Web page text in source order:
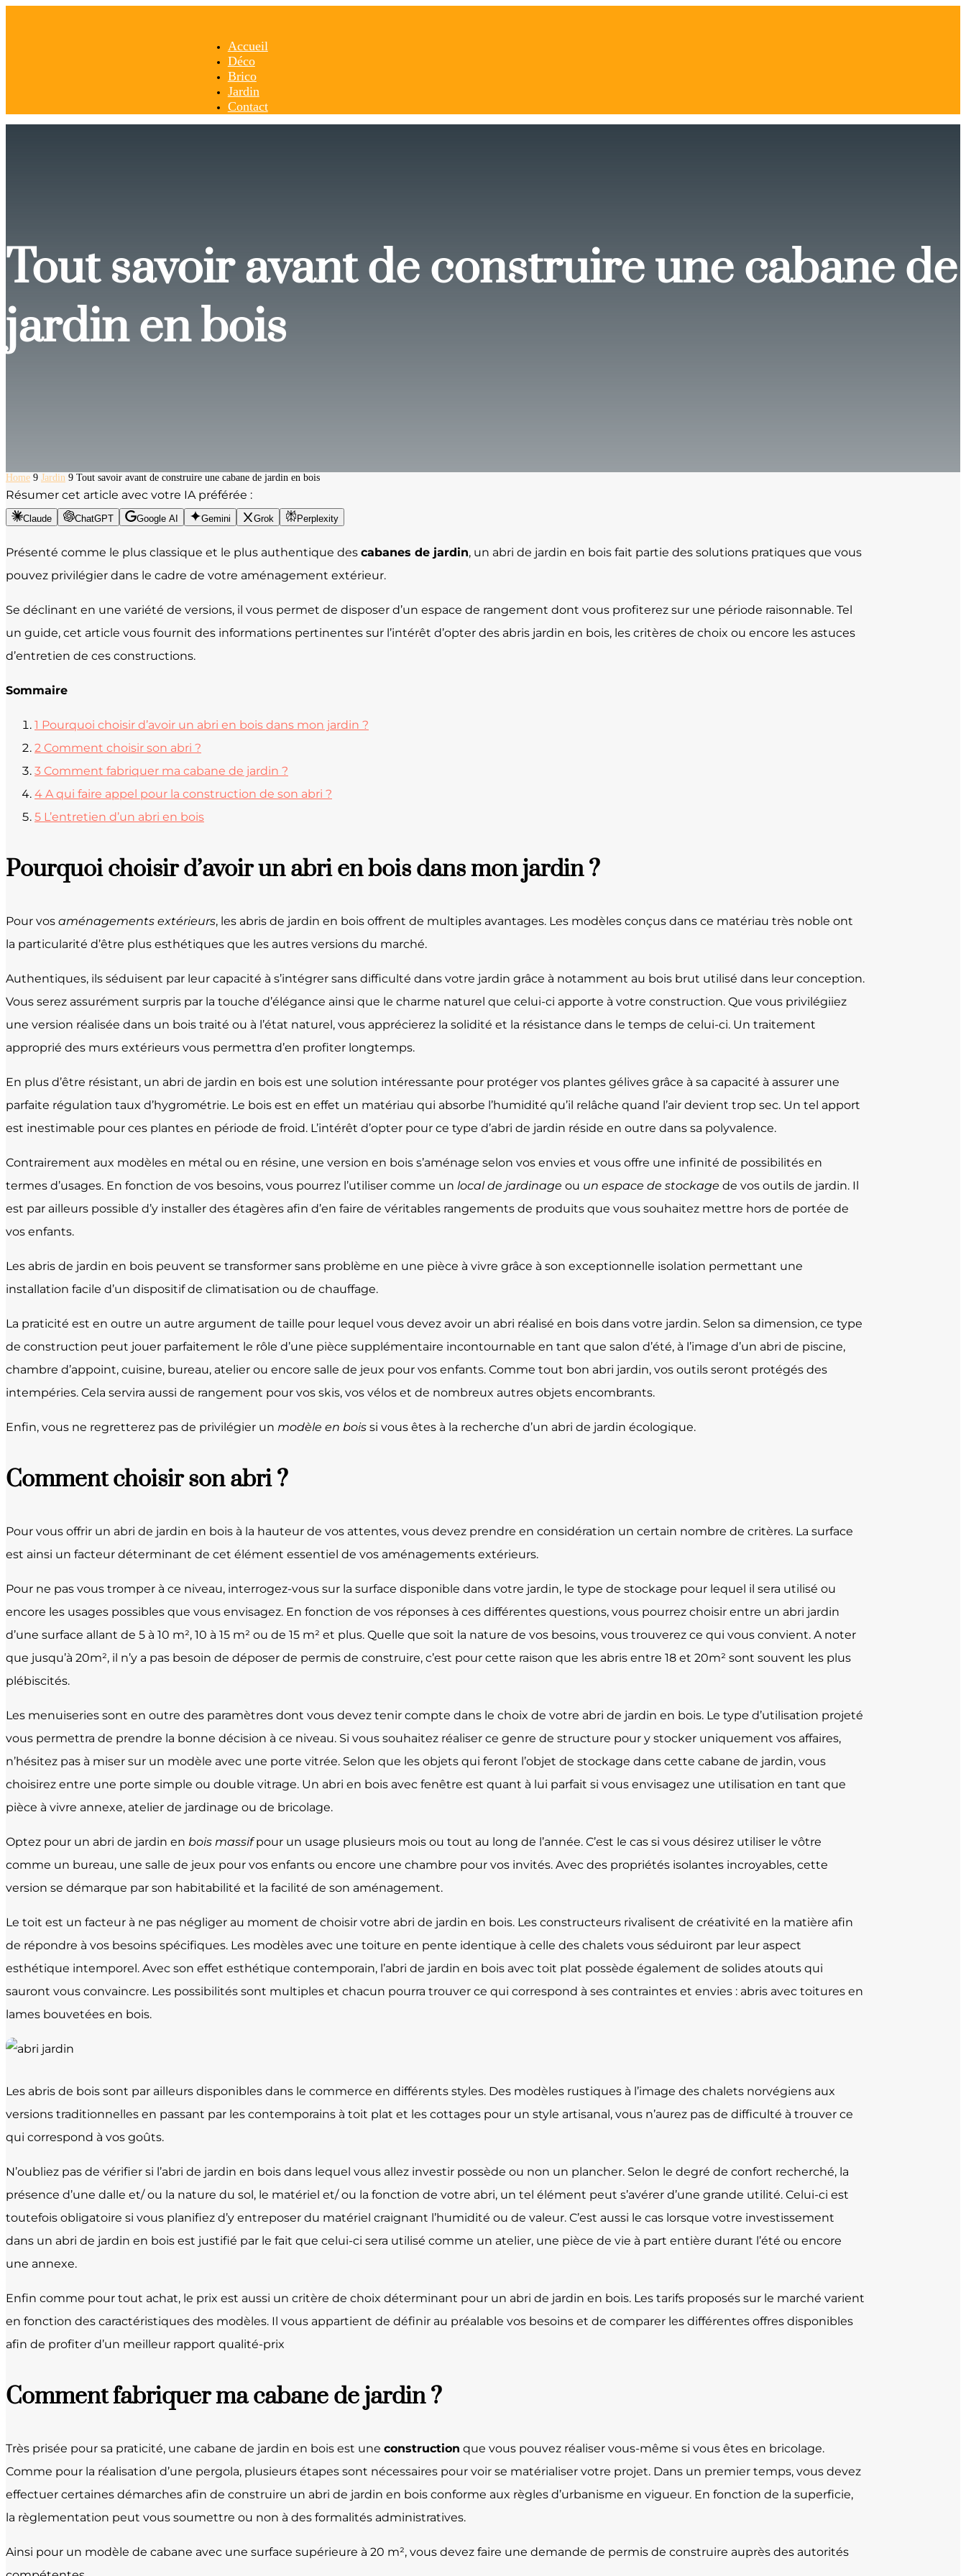
Accueil
Déco
Brico
Jardin
Contact
Tout savoir avant de construire une cabane de
jardin en bois
Home 9 Jardin 9 Tout savoir avant de construire une cabane de jardin en bois
Résumer cet article avec votre IA préférée :
Claude ChatGPT Google AI Gemini Grok Perplexity
Présenté comme le plus classique et le plus authentique des cabanes de jardin, un abri de jardin en bois fait partie des solutions pratiques que vous
pouvez privilégier dans le cadre de votre aménagement extérieur.
Se déclinant en une variété de versions, il vous permet de disposer d’un espace de rangement dont vous profiterez sur une période raisonnable. Tel
un guide, cet article vous fournit des informations pertinentes sur l’intérêt d’opter des abris jardin en bois, les critères de choix ou encore les astuces
d’entretien de ces constructions.
Sommaire
1 Pourquoi choisir d’avoir un abri en bois dans mon jardin ?
2 Comment choisir son abri ?
3 Comment fabriquer ma cabane de jardin ?
4 A qui faire appel pour la construction de son abri ?
5 L’entretien d’un abri en bois
Pourquoi choisir d’avoir un abri en bois dans mon jardin ?
Pour vos aménagements extérieurs, les abris de jardin en bois offrent de multiples avantages. Les modèles conçus dans ce matériau très noble ont
la particularité d’être plus esthétiques que les autres versions du marché.
Authentiques, ils séduisent par leur capacité à s’intégrer sans difficulté dans votre jardin grâce à notamment au bois brut utilisé dans leur conception.
Vous serez assurément surpris par la touche d’élégance ainsi que le charme naturel que celui-ci apporte à votre construction. Que vous privilégiiez
une version réalisée dans un bois traité ou à l’état naturel, vous apprécierez la solidité et la résistance dans le temps de celui-ci. Un traitement
approprié des murs extérieurs vous permettra d’en profiter longtemps.
En plus d’être résistant, un abri de jardin en bois est une solution intéressante pour protéger vos plantes gélives grâce à sa capacité à assurer une
parfaite régulation taux d’hygrométrie. Le bois est en effet un matériau qui absorbe l’humidité qu’il relâche quand l’air devient trop sec. Un tel apport
est inestimable pour ces plantes en période de froid. L’intérêt d’opter pour ce type d’abri de jardin réside en outre dans sa polyvalence.
Contrairement aux modèles en métal ou en résine, une version en bois s’aménage selon vos envies et vous offre une infinité de possibilités en
termes d’usages. En fonction de vos besoins, vous pourrez l’utiliser comme un local de jardinage ou un espace de stockage de vos outils de jardin. Il
est par ailleurs possible d’y installer des étagères afin d’en faire de véritables rangements de produits que vous souhaitez mettre hors de portée de
vos enfants.
Les abris de jardin en bois peuvent se transformer sans problème en une pièce à vivre grâce à son exceptionnelle isolation permettant une
installation facile d’un dispositif de climatisation ou de chauffage.
La praticité est en outre un autre argument de taille pour lequel vous devez avoir un abri réalisé en bois dans votre jardin. Selon sa dimension, ce type
de construction peut jouer parfaitement le rôle d’une pièce supplémentaire incontournable en tant que salon d’été, à l’image d’un abri de piscine,
chambre d’appoint, cuisine, bureau, atelier ou encore salle de jeux pour vos enfants. Comme tout bon abri jardin, vos outils seront protégés des
intempéries. Cela servira aussi de rangement pour vos skis, vos vélos et de nombreux autres objets encombrants.
Enfin, vous ne regretterez pas de privilégier un modèle en bois si vous êtes à la recherche d’un abri de jardin écologique.
Comment choisir son abri ?
Pour vous offrir un abri de jardin en bois à la hauteur de vos attentes, vous devez prendre en considération un certain nombre de critères. La surface
est ainsi un facteur déterminant de cet élément essentiel de vos aménagements extérieurs.
Pour ne pas vous tromper à ce niveau, interrogez-vous sur la surface disponible dans votre jardin, le type de stockage pour lequel il sera utilisé ou
encore les usages possibles que vous envisagez. En fonction de vos réponses à ces différentes questions, vous pourrez choisir entre un abri jardin
d’une surface allant de 5 à 10 m², 10 à 15 m² ou de 15 m² et plus. Quelle que soit la nature de vos besoins, vous trouverez ce qui vous convient. A noter
que jusqu’à 20m², il n’y a pas besoin de déposer de permis de construire, c’est pour cette raison que les abris entre 18 et 20m² sont souvent les plus
plébiscités.
Les menuiseries sont en outre des paramètres dont vous devez tenir compte dans le choix de votre abri de jardin en bois. Le type d’utilisation projeté
vous permettra de prendre la bonne décision à ce niveau. Si vous souhaitez réaliser ce genre de structure pour y stocker uniquement vos affaires,
n’hésitez pas à miser sur un modèle avec une porte vitrée. Selon que les objets qui feront l’objet de stockage dans cette cabane de jardin, vous
choisirez entre une porte simple ou double vitrage. Un abri en bois avec fenêtre est quant à lui parfait si vous envisagez une utilisation en tant que
pièce à vivre annexe, atelier de jardinage ou de bricolage.
Optez pour un abri de jardin en bois massifpour un usage plusieurs mois ou tout au long de l’année. C’est le cas si vous désirez utiliser le vôtre
comme un bureau, une salle de jeux pour vos enfants ou encore une chambre pour vos invités. Avec des propriétés isolantes incroyables, cette
version se démarque par son habitabilité et la facilité de son aménagement.
Le toit est un facteur à ne pas négliger au moment de choisir votre abri de jardin en bois. Les constructeurs rivalisent de créativité en la matière afin
de répondre à vos besoins spécifiques. Les modèles avec une toiture en pente identique à celle des chalets vous séduiront par leur aspect
esthétique intemporel. Avec son effet esthétique contemporain, l’abri de jardin en bois avec toit plat possède également de solides atouts qui
sauront vous convaincre. Les possibilités sont multiples et chacun pourra trouver ce qui correspond à ses contraintes et envies : abris avec toitures en
lames bouvetées en bois.
Les abris de bois sont par ailleurs disponibles dans le commerce en différents styles. Des modèles rustiques à l’image des chalets norvégiens aux
versions traditionnelles en passant par les contemporains à toit plat et les cottages pour un style artisanal, vous n’aurez pas de difficulté à trouver ce
qui correspond à vos goûts.
N’oubliez pas de vérifier si l’abri de jardin en bois dans lequel vous allez investir possède ou non un plancher. Selon le degré de confort recherché, la
présence d’une dalle et/ ou la nature du sol, le matériel et/ ou la fonction de votre abri, un tel élément peut s’avérer d’une grande utilité. Celui-ci est
toutefois obligatoire si vous planifiez d’y entreposer du matériel craignant l’humidité ou de valeur. C’est aussi le cas lorsque votre investissement
dans un abri de jardin en bois est justifié par le fait que celui-ci sera utilisé comme un atelier, une pièce de vie à part entière durant l’été ou encore
une annexe.
Enfin comme pour tout achat, le prix est aussi un critère de choix déterminant pour un abri de jardin en bois. Les tarifs proposés sur le marché varient
en fonction des caractéristiques des modèles. Il vous appartient de définir au préalable vos besoins et de comparer les différentes offres disponibles
afin de profiter d’un meilleur rapport qualité-prix
Comment fabriquer ma cabane de jardin ?
Très prisée pour sa praticité, une cabane de jardin en bois est une construction que vous pouvez réaliser vous-même si vous êtes en bricolage.
Comme pour la réalisation d’une pergola, plusieurs étapes sont nécessaires pour voir se matérialiser votre projet. Dans un premier temps, vous devez
effectuer certaines démarches afin de construire un abri de jardin en bois conforme aux règles d’urbanisme en vigueur. En fonction de la superficie,
la règlementation peut vous soumettre ou non à des formalités administratives.
Ainsi pour un modèle de cabane avec une surface supérieure à 20 m², vous devez faire une demande de permis de construire auprès des autorités